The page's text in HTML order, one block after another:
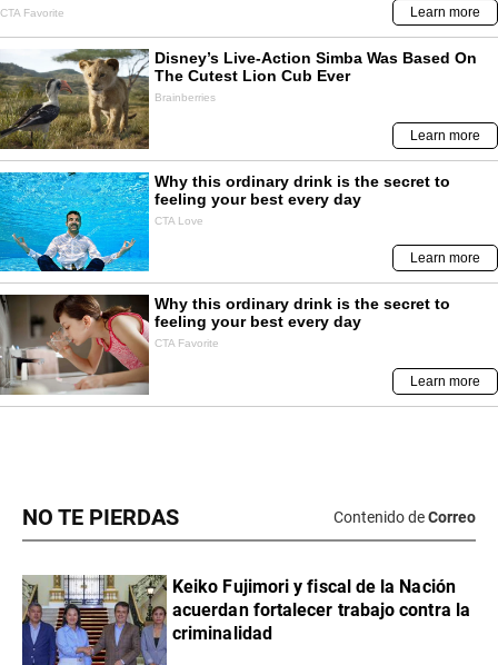
NO TE PIERDAS Contenido deCorreo
Keiko Fujimori y fiscal de la Nación
acuerdan fortalecer trabajo contra la
criminalidad